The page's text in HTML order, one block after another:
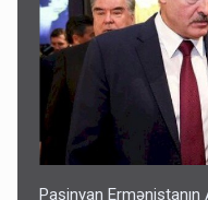
Paşinyan Ermənistanın